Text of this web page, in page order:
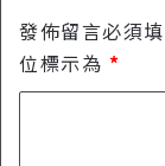
發佈留言必須
位標示為 *